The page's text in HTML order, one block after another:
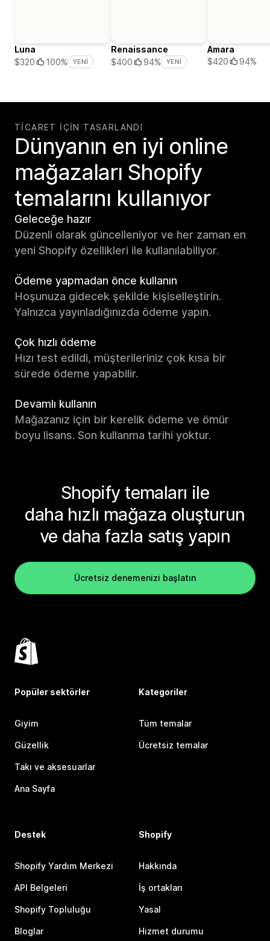
Luna
$320
100% YENI
Renaissance
$400
94% YENI
Amara
$420
94%
TICARET IÇIN TASARLANDI
Dünyanın en iyi online
mağazaları Shopify
temalarını kullanıyor
Geleceğe hazır
Düzenli olarak güncelleniyor ve her zaman en
yeni Shopify özellikleri ile kullanılabiliyor.
Ödeme yapmadan önce kullanın
Hoşunuza gidecek şekilde kişiselleştirin.
Yalnızca yayınladığınızda ödeme yapın.
Çok hızlı ödeme
Hızı test edildi, müşterileriniz çok kısa bir
sürede ödeme yapabilir.
Devamlı kullanın
Mağazanız için bir kerelik ödeme ve ömür
boyu lisans. Son kullanma tarihi yoktur.
Shopify temaları ile
daha hızlı mağaza oluşturun
ve daha fazla satış yapın
Ücretsiz denemenizi başlatın
Popüler sektörler
Giyim
Güzellik
Takı ve aksesuarlar
Ana Sayfa
Kategoriler
Tüm temalar
Ücretsiz temalar
Destek
Shopify Yardım Merkezi
API Belgeleri
Shopify Topluluğu
Bloglar
Shopify
Hakkında
İş ortakları
Yasal
Hizmet durumu